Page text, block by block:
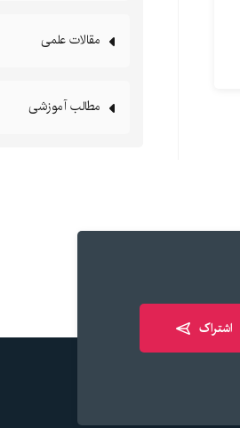
مقالات علمی
مطالب آموزشی
اشتراک